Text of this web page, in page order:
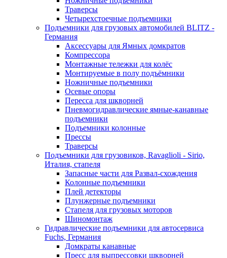
Траверсы
Четырехстоечные подъемники
Подъемники для грузовых автомобилей BLITZ -
Германия
Аксессуары для Ямных домкратов
Компрессора
Монтажные тележки для колёс
Монтируемые в полу подъёмники
Ножничные подъемники
Осевые опоры
Пересса для шкворней
Пневмогидравлические ямные-канавные
подъемники
Подъемники колонные
Прессы
Траверсы
Подъемники для грузовиков, Ravaglioli - Sirio,
Италия, стапеля
Запасные части для Развал-схождения
Колонные подъемники
Плей детекторы
Плунжерные подъемники
Стапеля для грузовых моторов
Шиномонтаж
Гидравлические подъемники для автосервиса
Fuchs, Германия
Домкраты канавные
Пресс для выпрессовки шкворней